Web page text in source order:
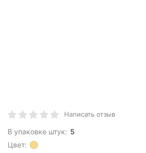
Написать отзыв
В упаковке штук: 5
Цвет: